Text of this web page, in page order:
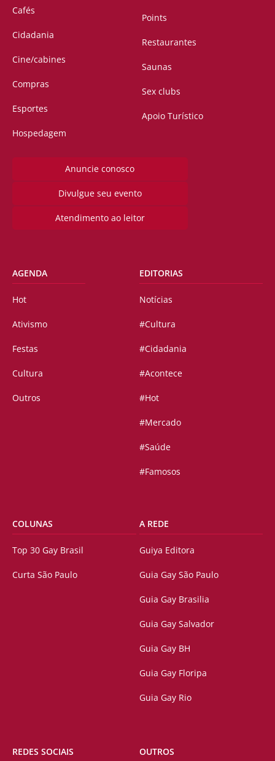
Cafés
Cidadania
Cine/cabines
Compras
Esportes
Hospedagem
Points
Restaurantes
Saunas
Sex clubs
Apoio Turístico
Anuncie conosco
Divulgue seu evento
Atendimento ao leitor
AGENDA
Hot
Ativismo
Festas
Cultura
Outros
EDITORIAS
Notícias
#Cultura
#Cidadania
#Acontece
#Hot
#Mercado
#Saúde
#Famosos
COLUNAS
Top 30 Gay Brasil
Curta São Paulo
A REDE
Guiya Editora
Guia Gay São Paulo
Guia Gay Brasilia
Guia Gay Salvador
Guia Gay BH
Guia Gay Floripa
Guia Gay Rio
REDES SOCIAIS OUTROS